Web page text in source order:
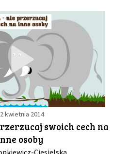
kwietnia 2014
swoich cech na
osoby